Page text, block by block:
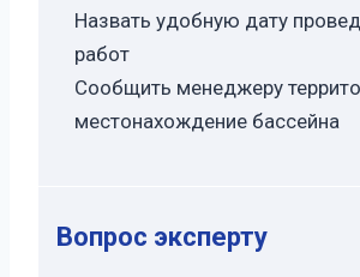
Назвать удобную дату
работ
Сообщить менеджеру
местонахождение бассейна
Вопрос эксперту